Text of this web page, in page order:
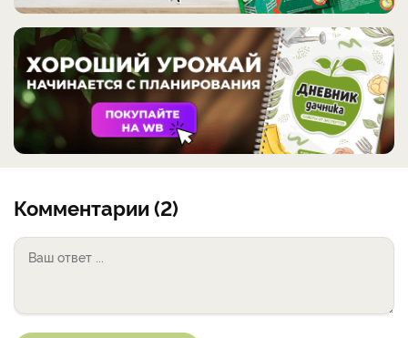
Комментарии (2)